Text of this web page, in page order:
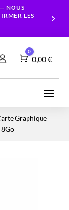
NOUS
LES
Panier
0
0,00€
Graphique
Smartphones
Tablettes
Logiciels